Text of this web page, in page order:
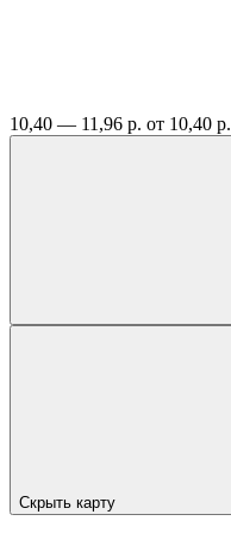
10,40 — 11,96 р. от 10,40 р.
Скрыть карту